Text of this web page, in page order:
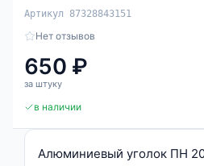
Артикул 87328843151
Нет отзывов
650 ₽
за штуку
в наличии
Алюминиевый уголок ПН